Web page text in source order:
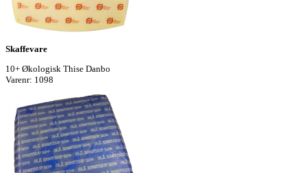
Skaffevare
10+ Økologisk Thise Danbo
Varenr: 1098